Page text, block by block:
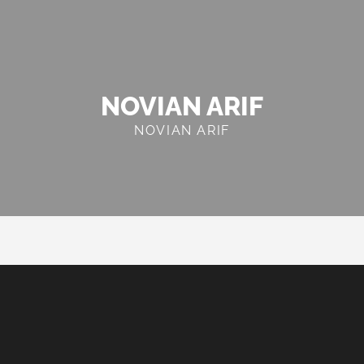
NOVIAN ARIF
NOVIAN ARIF